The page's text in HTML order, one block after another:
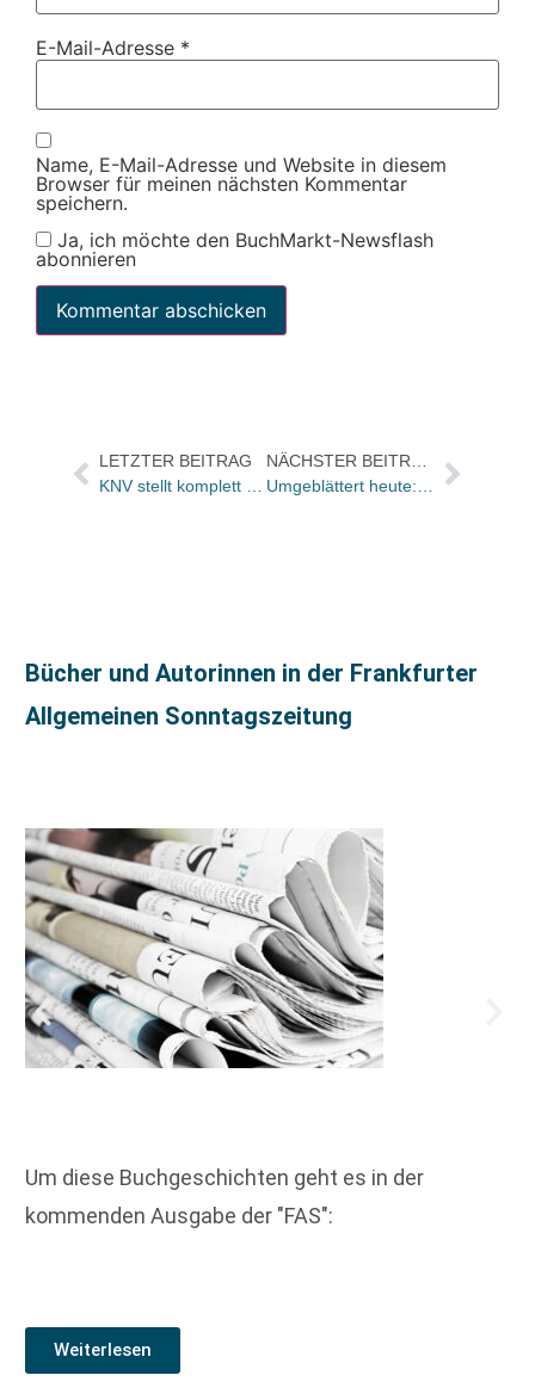
E-Mail-Adresse *
Name, E-Mail-Adresse und Website in diesem
Browser für meinen nächsten Kommentar
speichern.
Ja, ich möchte den BuchMarkt-Newsflash
abonnieren
LETZTER BEITRAG
Bücher und Autorinnen in der Frankfurter
Allgemeinen Sonntagszeitung
Um diese Buchgeschichten geht es in der
kommenden Ausgabe der "FAS":
Weiterlesen